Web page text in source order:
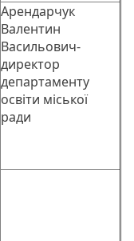
Арендарчук
Валентин
Васильович-
директор
департаменту
освіти міської
ради